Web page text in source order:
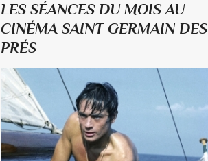
LES SÉANCES DU MOIS AU
CINÉMA SAINT GERMAIN DES
PRÉS